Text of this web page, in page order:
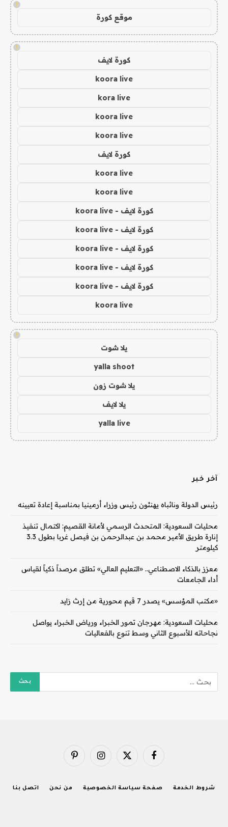
!
موقع كورة
!
كورة لايف
koora live
kora live
koora live
koora live
كورة لايف
koora live
koora live
كورة لايف - koora live
كورة لايف - koora live
كورة لايف - koora live
كورة لايف - koora live
كورة لايف - koora live
koora live
!
يلا شوت
yalla shoot
يلا شوت زون
يلا لايف
yalla live
آخر خبر
رئيس الدولة ونائباه يهنئون رئيس وزراء أرمينيا بمناسبة إعادة تعيينه
محليات السعودية: المتحدث الرسمي لأمانة القصيم: اكتمال تنفيذ
إنارة طريق الأمير محمد بن عبدالرحمن بن فيصل غربا بطول 3.3
كيلومتر
معزز بالذكاء الاصطناعي.. «التعليم العالي» تطلق مرصداً ذكياً لقياس
أداء الجامعات
«مكتب المؤسس» يصدر 7 قيم محورية من إرث زايد
محليات السعودية: مهرجان تمور الخبراء ورياض الخبراء يواصل
نجاحاته للأسبوع الثاني وسط تنوع بالفعاليات
فيسبوك X
الانستغرامبينتيريست
شروط الخدمة صفحة سياسة الخصوصية من نحن اتصل بنا